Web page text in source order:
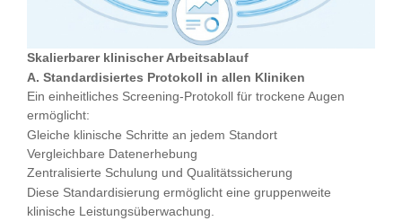
Skalierbarer klinischer Arbeitsablauf
A. Standardisiertes Protokoll in allen Kliniken
Ein einheitliches Screening-Protokoll für trockene Augen
ermöglicht:
Gleiche klinische Schritte an jedem Standort
Vergleichbare Datenerhebung
Zentralisierte Schulung und Qualitätssicherung
Diese Standardisierung ermöglicht eine gruppenweite
klinische Leistungsüberwachung.